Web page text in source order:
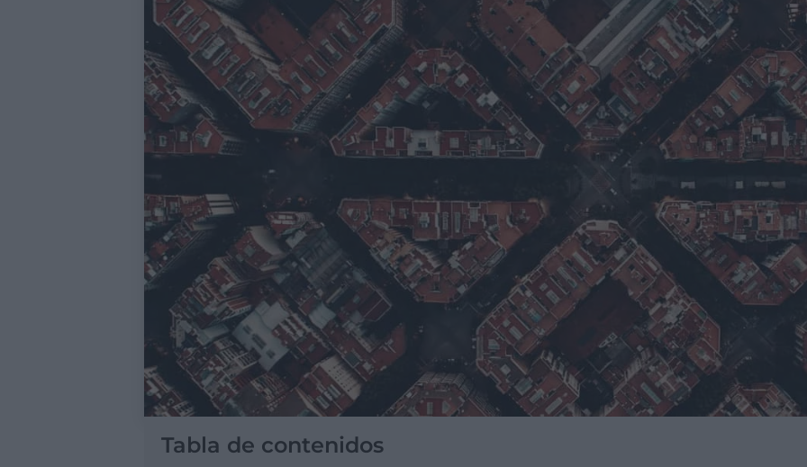
Tabla de contenidos